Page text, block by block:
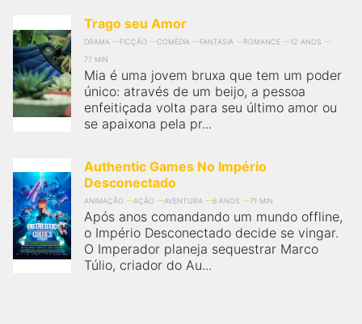
Trago seu Amor
DRAMA FICÇÃO COMÉDIA FANTASIA ROMANCE
12 ANOS
77 MIN
Mia é uma jovem bruxa que tem um poder
único: através de um beijo, a pessoa
enfeitiçada volta para seu último amor ou
se apaixona pela pr...
Authentic Games No Império
Desconectado
ANIMAÇÃO AÇÃO AVENTURA 6 ANOS 71 MIN
Após anos comandando um mundo offline,
o Império Desconectado decide se vingar.
O Imperador planeja sequestrar Marco
Túlio, criador do Au...